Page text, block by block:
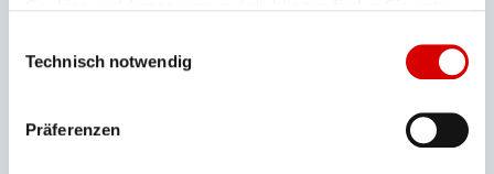
Technisch notwendig
Präferenzen